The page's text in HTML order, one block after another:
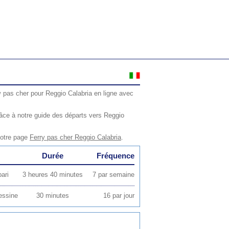
cher pour Reggio Calabria en ligne avec
à notre guide des départs vers Reggio
page Ferry pas cher Reggio Calabria.
Durée Fréquence
3 heures 40 minutes 7 par semaine
30 minutes 16 par jour